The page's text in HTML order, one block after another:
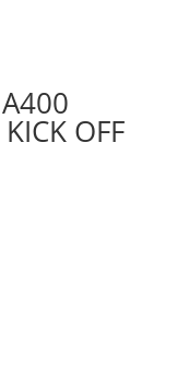
A400
OFF